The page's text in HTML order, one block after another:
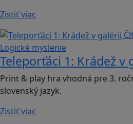
Zistiť viac
Logické myslenie
Teleporťáci 1: Krádež v
Print & play hra vhodná pre 3.
slovenský jazyk.
Zistiť viac